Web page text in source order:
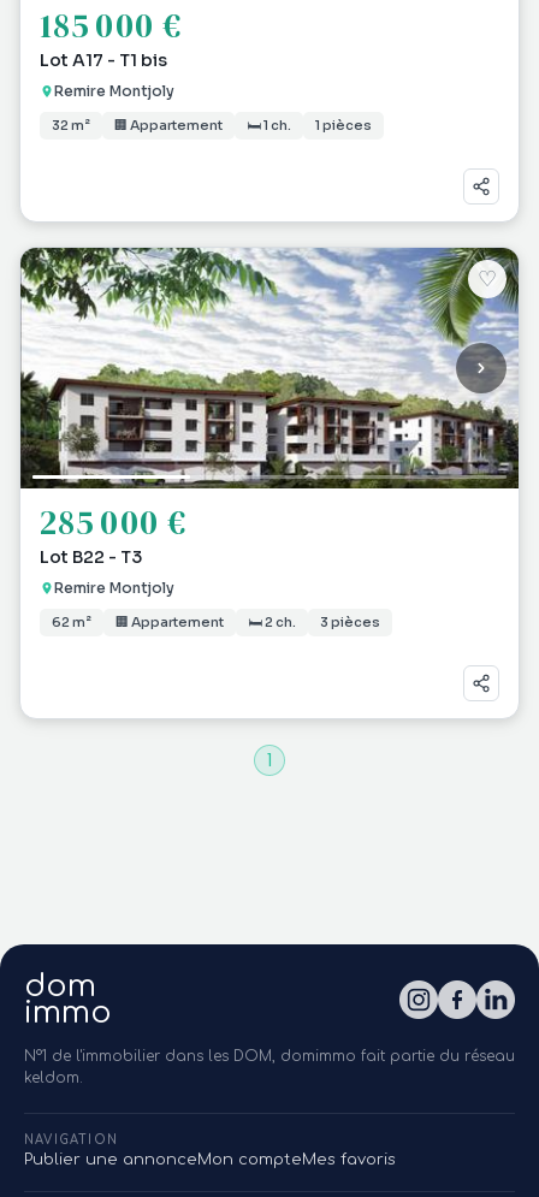
185 000 €
Lot A17 - T1 bis
Remire Montjoly
32 m² 🏢 Appartement 🛏 1 ch. 1 pièces
♡
285 000 €
Lot B22 - T3
Remire Montjoly
62 m² 🏢 Appartement 🛏 2 ch. 3 pièces
1
dom
immo
N°1 de l'immobilier dans les DOM, domimmo fait partie du réseau
keldom.
NAVIGATION
Publier une annonceMon compteMes favoris